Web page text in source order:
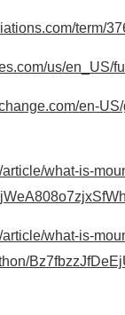
term/
us/en_US/
en-
article/what-is-
article/what-is-